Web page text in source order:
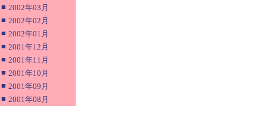
■ 2002年03月
■ 2002年02月
■ 2002年01月
■ 2001年12月
■ 2001年11月
■ 2001年10月
■ 2001年09月
■ 2001年08月